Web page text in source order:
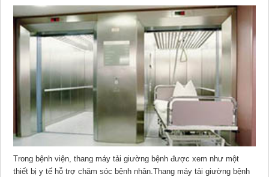
Tải
Bệnh
Viện
Trong bệnh viện, thang máy tải giường bệnh được xem như một
thiết bị y tế hỗ trợ chăm sóc bệnh nhân.Thang máy tải giường bệnh